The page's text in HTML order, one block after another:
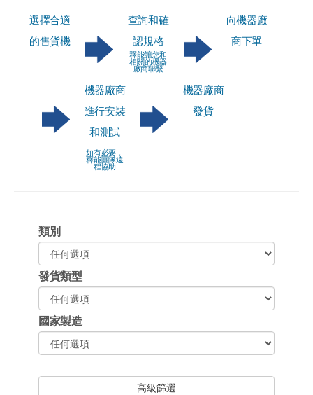
選擇合適
的售貨機
查詢和確
認規格
釋能讓您和
相關的機器
廠商聯繫
向機器廠
商下單
機器廠商
進行安裝
和測試
如有必要，
釋能團隊遠
程協助
機器廠商
發貨
類別
發貨類型
國家製造
高級篩選